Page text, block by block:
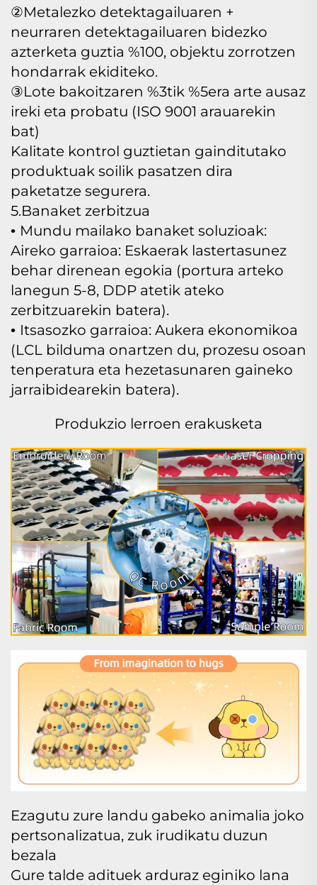
②Metalezko detektagailuaren +
neurraren detektagailuaren bidezko
azterketa guztia %100, objektu zorrotzen
hondarrak ekiditeko.
③Lote bakoitzaren %3tik %5era arte ausaz
ireki eta probatu (ISO 9001 arauarekin
bat)
Kalitate kontrol guztietan gainditutako
produktuak soilik pasatzen dira
paketatze segurera.
5.Banaket zerbitzua
• Mundu mailako banaket soluzioak:
Aireko garraioa: Eskaerak lastertasunez
behar direnean egokia (portura arteko
lanegun 5-8, DDP atetik ateko
zerbitzuarekin batera).
• Itsasozko garraioa: Aukera ekonomikoa
(LCL bilduma onartzen du, prozesu osoan
tenperatura eta hezetasunaren gaineko
jarraibidearekin batera).
Produkzio lerroen erakusketa
Ezagutu zure landu gabeko animalia joko
pertsonalizatua, zuk irudikatu duzun
bezala
Gure talde adituek arduraz eginiko lana